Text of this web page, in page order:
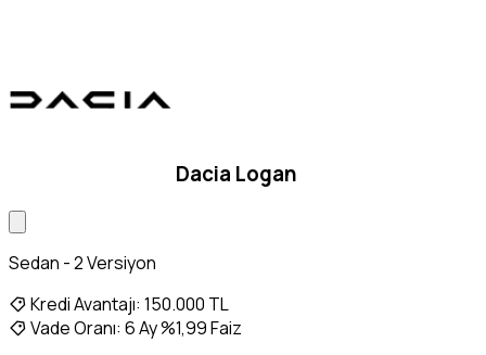
Dacia Logan
Sedan - 2 Versiyon
Kredi Avantajı: 150.000 TL
Vade Oranı: 6 Ay %1,99 Faiz